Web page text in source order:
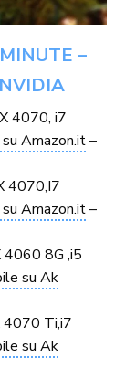
–
4070, i7
Amazon.it–
4070,I7
Amazon.it–
4060 8G ,i5
su Ak
4070 Ti,i7
su Ak